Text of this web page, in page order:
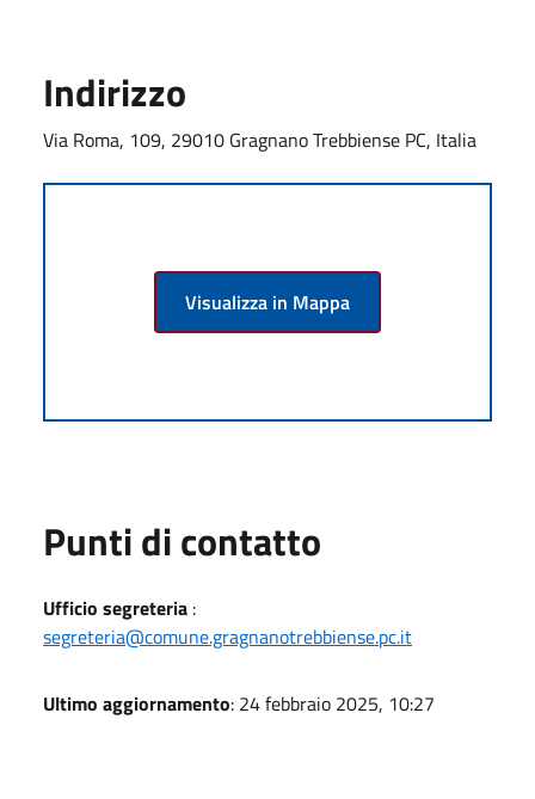
Indirizzo
Via Roma, 109, 29010 Gragnano Trebbiense PC, Italia
Visualizza in Mappa
Punti di contatto
Ufficio segreteria :
segreteria@comune.gragnanotrebbiense.pc.it
Ultimo aggiornamento: 24 febbraio 2025, 10:27